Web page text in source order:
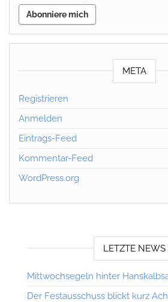
Abonniere mich
META
Registrieren
Anmelden
Eintrags-Feed
Kommentar-Feed
WordPress.org
LETZTE NEWS
Mittwochsegeln hinter
Der Festausschuss blickt kurz